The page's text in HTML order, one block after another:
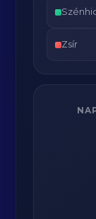
Zsír